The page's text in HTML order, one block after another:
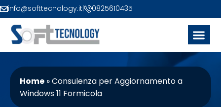
info@softtecnology.it 0825610435
Home »Consulenza per Aggiornamento a
Windows 11 Formicola